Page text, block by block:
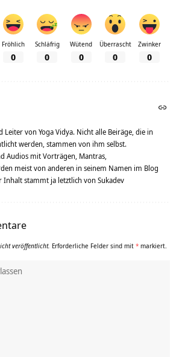
Fröhlich
0
Schläfrig
0
Wütend
0
Überrascht
0
Zwinker
0
Leiter von Yoga Vidya. Nicht alle Beiräge, die in
werden, stammen von ihm selbst.
Audios mit Vorträgen, Mantras,
meist von anderen in seinem Namen im Blog
stammt ja letztlich von Sukadev
veröffentlicht. Erforderliche Felder sind mit * markiert.